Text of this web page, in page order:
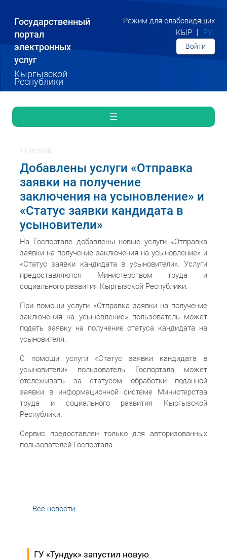
Государственный
портал
электронных
услуг
Кыргызской
Республики
Режим для слабовидящих
КЫР | РУ
Войти
☰
12.10.2020
Добавлены услуги «Отправка
заявки на получение
заключения на усыновление» и
«Статус заявки кандидата в
усыновители»
На Госпортале добавлены новые услуги «Отправка
заявки на получение заключения на усыновление» и
«Статус заявки кандидата в усыновители». Услуги
предоставляются Министерством труда и
социального развития Кыргызской Республики.
При помощи услуги «Отправка заявки на получение
заключения на усыновление» пользователь может
подать заявку на получение статуса кандидата на
усыновителя.
С помощи услуги «Статус заявки кандидата в
усыновители» пользователь Госпортала может
отслеживать за статусом обработки поданной
заявки в информационной системе Министерства
труда и социального развития Кыргызской
Республики.
Сервис предоставлен только для авторизованных
пользователей Госпортала.
Все новости
ГУ «Тундук» запустил новую